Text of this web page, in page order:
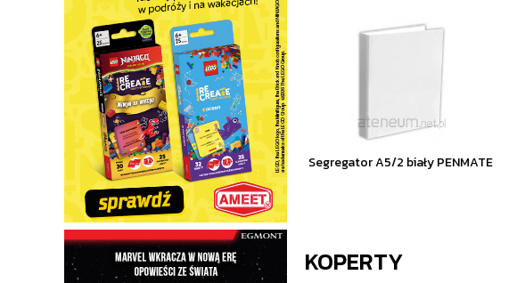
Segregator A5/2 biały PENMATE
KOPERTY